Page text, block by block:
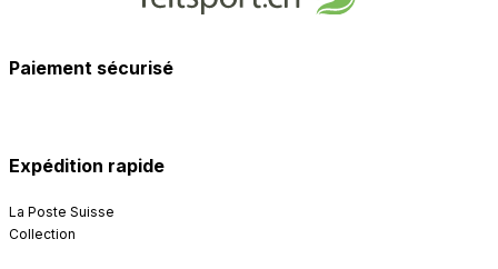
Paiement sécurisé
Expédition rapide
La Poste Suisse
Collection